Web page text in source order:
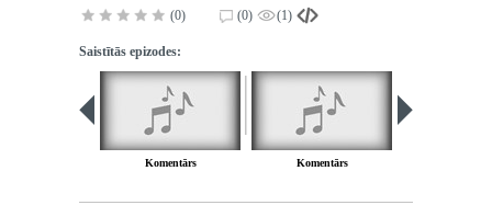
(0)
(0) (1)
Saistītās epizodes:
Komentārs Komentārs